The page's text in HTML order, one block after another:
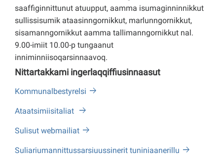
saaffiginnittunut atuupput, aamma isumaginninnikkut
sullissisumik ataasinngornikkut, marlunngornikkut,
sisamanngornikkut aamma tallimanngornikkut nal.
9.00-imiit 10.00-p tungaanut
inniminniisoqarsinnaavoq.
Nittartakkami ingerlaqqiffiusinnaasut
Kommunalbestyrelsi
Ataatsimiisitaliat
Sulisut webmailiat
Suliariumannittussarsiuussinerit tuniniaanerillu